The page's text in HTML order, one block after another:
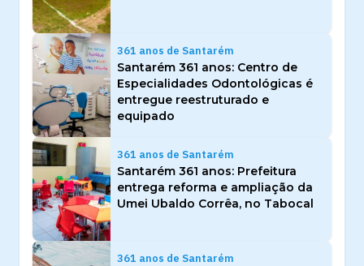
361 anos de Santarém
Santarém 361 anos: Centro de
Especialidades Odontológicas é
entregue reestruturado e
equipado
361 anos de Santarém
Santarém 361 anos: Prefeitura
entrega reforma e ampliação da
Umei Ubaldo Corrêa, no Tabocal
361 anos de Santarém